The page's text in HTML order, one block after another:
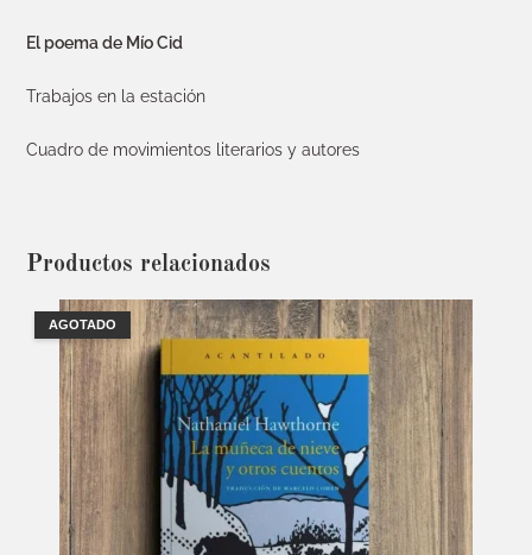
El poema de Mío Cid
Trabajos en la estación
Cuadro de movimientos literarios y autores
Productos relacionados
AGOTADO